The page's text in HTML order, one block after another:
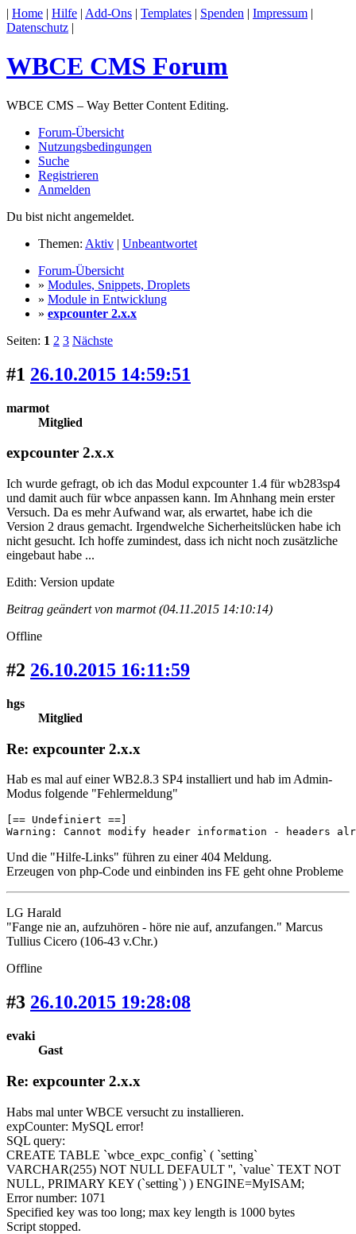
| Home | Hilfe | Add-Ons | Templates | Spenden | Impressum |
Datenschutz |
WBCE CMS Forum
WBCE CMS – Way Better Content Editing.
Forum-Übersicht
Nutzungsbedingungen
Suche
Registrieren
Anmelden
Du bist nicht angemeldet.
Themen: Aktiv | Unbeantwortet
Forum-Übersicht
» Modules, Snippets, Droplets
» Module in Entwicklung
» expcounter 2.x.x
Seiten: 1 2 3 Nächste
#1 26.10.2015 14:59:51
marmot
Mitglied
expcounter 2.x.x
Ich wurde gefragt, ob ich das Modul expcounter 1.4 für wb283sp4
und damit auch für wbce anpassen kann. Im Ahnhang mein erster
Versuch. Da es mehr Aufwand war, als erwartet, habe ich die
Version 2 draus gemacht. Irgendwelche Sicherheitslücken habe ich
nicht gesucht. Ich hoffe zumindest, dass ich nicht noch zusätzliche
eingebaut habe ...
Edith: Version update
Beitrag geändert von marmot (04.11.2015 14:10:14)
Offline
#2 26.10.2015 16:11:59
hgs
Mitglied
Re: expcounter 2.x.x
Hab es mal auf einer WB2.8.3 SP4 installiert und hab im Admin-
Modus folgende "Fehlermeldung"
[== Undefiniert ==]
Warning: Cannot modify header information - headers
Und die "Hilfe-Links" führen zu einer 404 Meldung.
Erzeugen von php-Code und einbinden ins FE geht ohne Probleme
LG Harald
"Fange nie an, aufzuhören - höre nie auf, anzufangen." Marcus
Tullius Cicero (106-43 v.Chr.)
Offline
#3 26.10.2015 19:28:08
evaki
Gast
Re: expcounter 2.x.x
Habs mal unter WBCE versucht zu installieren.
expCounter: MySQL error!
SQL query:
CREATE TABLE `wbce_expc_config` ( `setting`
VARCHAR(255) NOT NULL DEFAULT '', `value` TEXT NOT
NULL, PRIMARY KEY (`setting`) ) ENGINE=MyISAM;
Error number: 1071
Specified key was too long; max key length is 1000 bytes
Script stopped.